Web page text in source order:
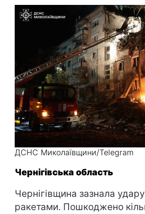
ДСНС Миколаївщини/Telegram
Чернігівська область
Чернігівщина зазнала
ракетами. Пошкоджено